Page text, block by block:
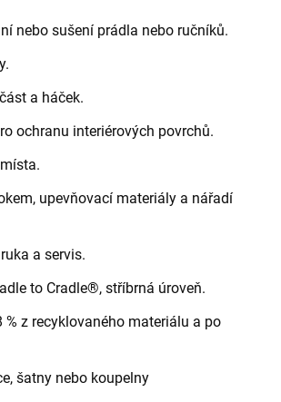
nebo sušení prádla nebo ručníků.
a háček.
ochranu interiérových povrchů.
upevňovací materiály a nářadí
a servis.
to Cradle®, stříbrná úroveň.
z recyklovaného materiálu a po
šatny nebo koupelny